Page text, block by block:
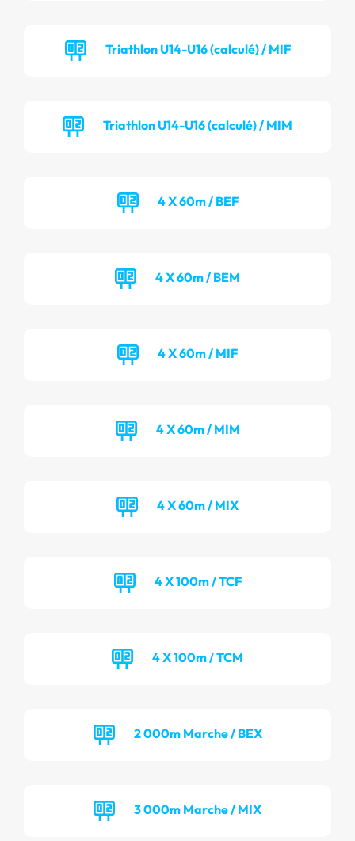
Triathlon U14-U16 (calculé) / MIF
Triathlon U14-U16 (calculé) / MIM
4 X 60m / BEF
4 X 60m / BEM
4 X 60m / MIF
4 X 60m / MIM
4 X 60m / MIX
4 X 100m / TCF
4 X 100m / TCM
2 000m Marche / BEX
3 000m Marche / MIX